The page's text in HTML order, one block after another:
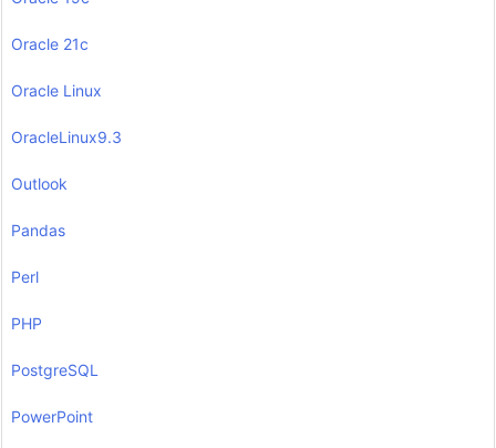
Oracle 21c
Oracle Linux
OracleLinux9.3
Outlook
Pandas
Perl
PHP
PostgreSQL
PowerPoint